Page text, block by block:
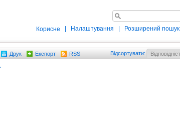
Корисне Налаштування Розширений пошук
Друк Експорт RSS Відсортувати: